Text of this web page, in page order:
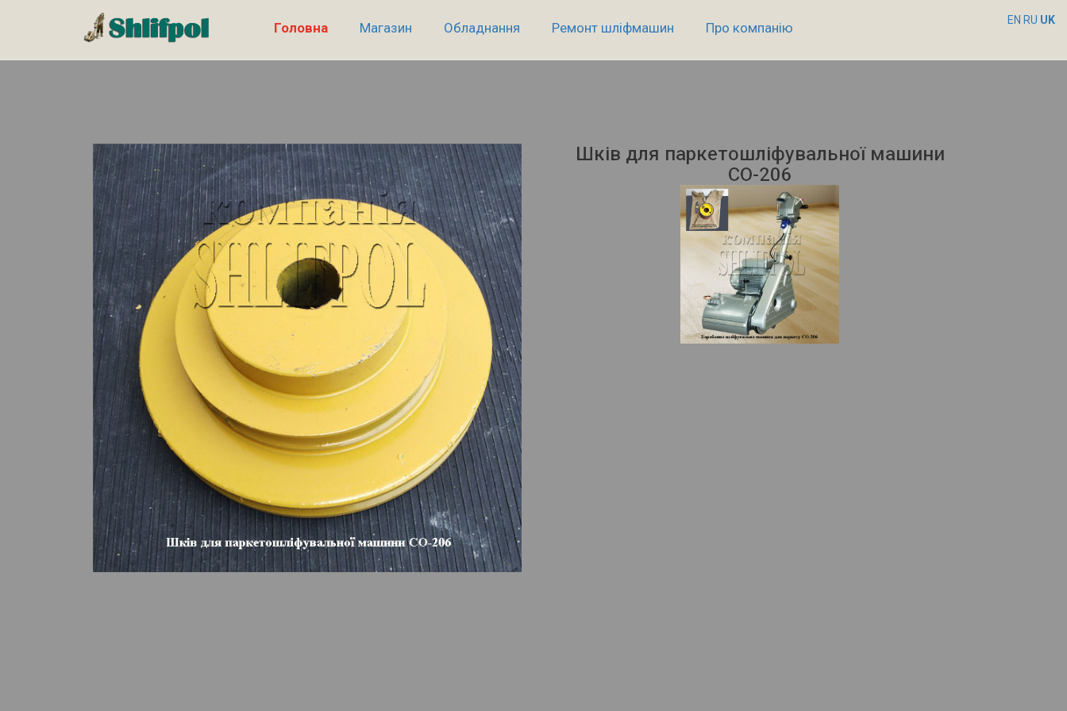
Головна Магазин Обладнання Ремонт шліфмашин Про компанію EN RU UK
Шків для паркетошліфувальної машини
СО-206